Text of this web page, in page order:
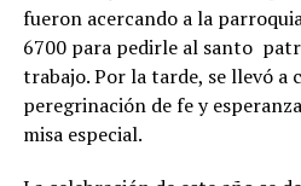
fueron acercando a la
6700 para pedirle al santo
trabajo. Por la tarde, se llevó
peregrinación de fe y
misa especial.